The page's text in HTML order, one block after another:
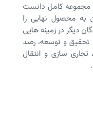
مجموعه کامل دانست
به محصول نهایی را
دیگر در زمینه هایی
تحقیق و توسعه، رصد
تجاری سازی و انتقال